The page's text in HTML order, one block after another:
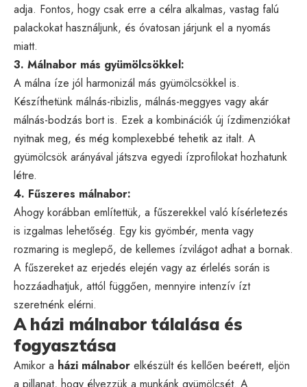
adja. Fontos, hogy csak erre a célra alkalmas, vastag falú
palackokat használjunk, és óvatosan járjunk el a nyomás
miatt.
3. Málnabor más gyümölcsökkel:
A málna íze jól harmonizál más gyümölcsökkel is.
Készíthetünk málnás-ribizlis, málnás-meggyes vagy akár
málnás-bodzás bort is. Ezek a kombinációk új ízdimenziókat
nyitnak meg, és még komplexebbé tehetik az italt. A
gyümölcsök arányával játszva egyedi ízprofilokat hozhatunk
létre.
4. Fűszeres málnabor:
Ahogy korábban említettük, a fűszerekkel való kísérletezés
is izgalmas lehetőség. Egy kis gyömbér, menta vagy
rozmaring is meglepő, de kellemes ízvilágot adhat a bornak.
A fűszereket az erjedés elején vagy az érlelés során is
hozzáadhatjuk, attól függően, mennyire intenzív ízt
szeretnénk elérni.
A házi málnabor tálalása és
fogyasztása
Amikor a házi málnabor elkészült és kellően beérett, eljön
a pillanat, hogy élvezzük a munkánk gyümölcsét. A